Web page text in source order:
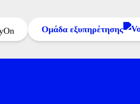
Ομάδα εξυπηρέτησης